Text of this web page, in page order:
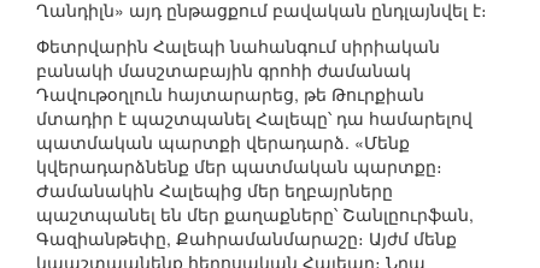
Ղանդիլն» այդ ընթացքում բավական ընդլայնվել է։
Փետրվարին Հալեպի նահանգում սիրիական
բանակի մասշտաբային գրոհի ժամանակ
Դավութօղլուն հայտարարեց, թե Թուրքիան
մտադիր է պաշտպանել Հալեպը՝ դա համարելով
պատմական պարտքի վերադարձ. «Մենք
կվերադարձնենք մեր պատմական պարտքը։
Ժամանակին Հալեպից մեր եղբայրները
պաշտպանել են մեր քաղաքները՝ Շանլըուրֆան,
Գազիանթեփը, Քահրամանմարաշը։ Այժմ մենք
կպաշտպանենք հերոսական Հալեպը։ Նրա